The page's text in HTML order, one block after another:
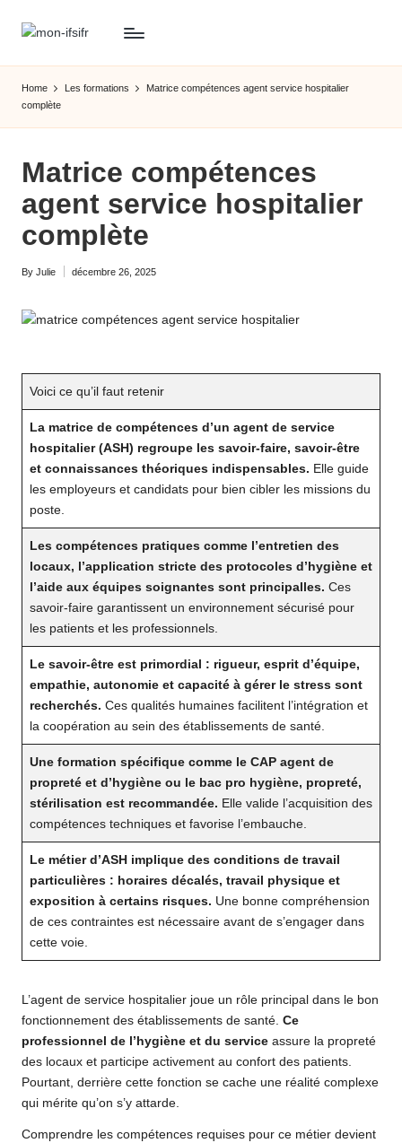
Skip
M
o
n
if
si
.f
r
monde
médicaux
:
votre
guide
vers
l'avenir
Home Les formations
Matrice compétences agent service hospitalier
complète
Matrice compétences
agent service hospitalier
complète
Posted
By Julie décembre 26, 2025
Voici ce qu’il faut retenir
La matrice de compétences d’un agent de service
hospitalier (ASH) regroupe les savoir-faire, savoir-être
et connaissances théoriques indispensables. Elle guide
les employeurs et candidats pour bien cibler les missions du
poste.
Les compétences pratiques comme l’entretien des
locaux, l’application stricte des protocoles d’hygiène et
l’aide aux équipes soignantes sont principalles. Ces
savoir-faire garantissent un environnement sécurisé pour
les patients et les professionnels.
Le savoir-être est primordial : rigueur, esprit d’équipe,
empathie, autonomie et capacité à gérer le stress sont
recherchés. Ces qualités humaines facilitent l’intégration et
la coopération au sein des établissements de santé.
Une formation spécifique comme le CAP agent de
propreté et d’hygiène ou le bac pro hygiène, propreté,
stérilisation est recommandée. Elle valide l’acquisition des
compétences techniques et favorise l’embauche.
Le métier d’ASH implique des conditions de travail
particulières : horaires décalés, travail physique et
exposition à certains risques. Une bonne compréhension
de ces contraintes est nécessaire avant de s’engager dans
cette voie.
L’agent de service hospitalier joue un rôle principal dans le bon
fonctionnement des établissements de santé. Ce
professionnel de l’hygiène et du service assure la propreté
des locaux et participe activement au confort des patients.
Pourtant, derrière cette fonction se cache une réalité complexe
qui mérite qu’on s’y attarde.
Comprendre les compétences requises pour ce métier devient